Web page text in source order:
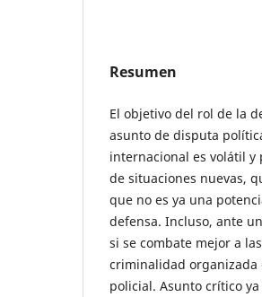
Resumen
El objetivo del rol de la
asunto de disputa
internacional es volátil y
de situaciones nuevas,
que no es ya una
defensa. Incluso, ante
si se combate mejor a
criminalidad organizada
policial. Asunto crítico